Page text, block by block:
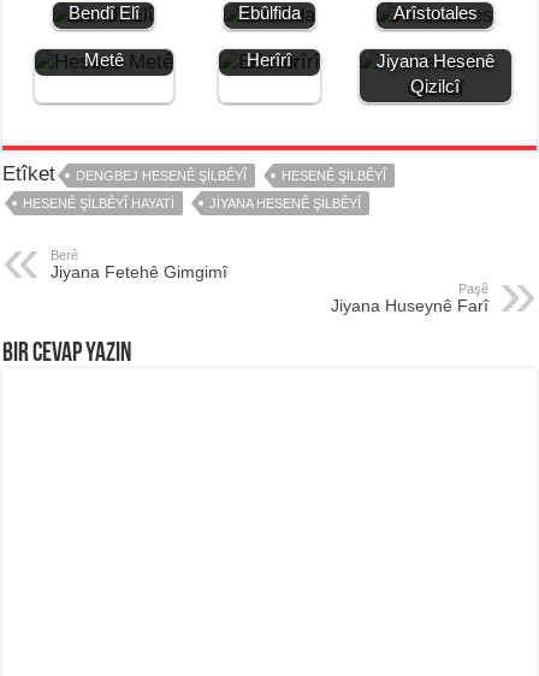
Bendî Elî
Ebûlfida
Arîstotales
Jiyana Hesenê
Metê
Jiyana Elî
Herîrî
Jiyana Hesenê
Qizilcî
Etîket DENGBEJ HESENÊ ŞILBÊYÎ
HESENÊ ŞILBÊYÎ
HESENÊ ŞILBÊYÎ HAYATI
JIYANA HESENÊ ŞILBÊYÎ
Berê
Jiyana Fetehê Gimgimî
Paşê
Jiyana Huseynê Farî
Bir Cevap Yazın